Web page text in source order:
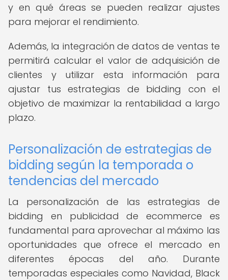
y en qué áreas se pueden realizar ajustes
para mejorar el rendimiento.
Además, la integración de datos de ventas te
permitirá calcular el valor de adquisición de
clientes y utilizar esta información para
ajustar tus estrategias de bidding con el
objetivo de maximizar la rentabilidad a largo
plazo.
Personalización de estrategias de
bidding según la temporada o
tendencias del mercado
La personalización de las estrategias de
bidding en publicidad de ecommerce es
fundamental para aprovechar al máximo las
oportunidades que ofrece el mercado en
diferentes épocas del año. Durante
temporadas especiales como Navidad, Black